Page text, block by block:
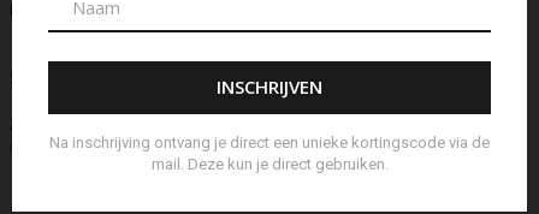
Riem
Schouderband
schoudertas
Set Lont-trimmer en Kaarsendover
Stolp
Telefoontasje Textiel & Roomspray
Weekendtas
Zeep
Aanvullende informatie